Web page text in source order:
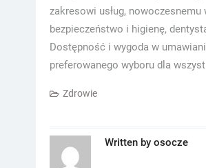
zakresowi usług,
bezpieczeństwo i higienę,
Dostępność i wygoda w
preferowanego wyboru dla
Zdrowie
Written by osocze